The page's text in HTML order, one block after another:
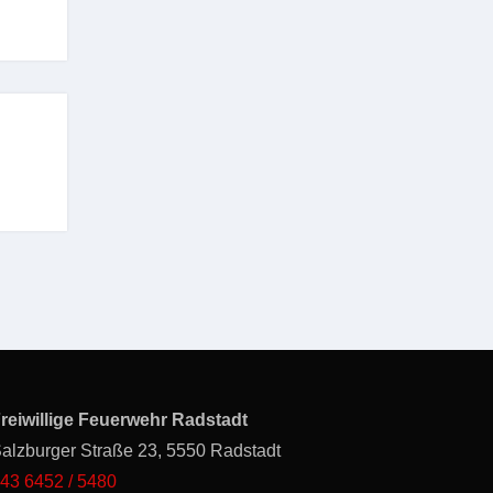
Feuerwehr Radstadt
Straße 23, 5550 Radstadt
6452 / 5480